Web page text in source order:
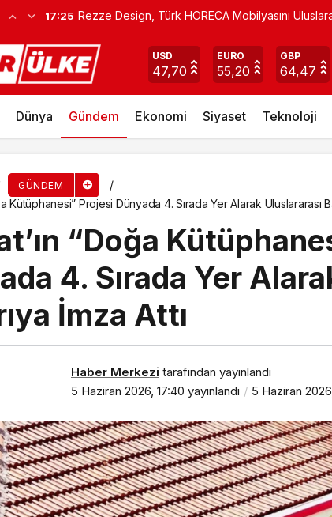
17:25 Rezze Design, Türk HORECA Mobilyasını
USD
47,70
EURO
55,20
GBP
64,47
Dünya Gündem Ekonomi Siyaset Teknoloji
GÜNDEM
Kütüphanesi” Projesi Dünyada 4. Sırada Yer Alarak Uluslararası
“Doğa
4. Sırada Yer
İmza Attı
Haber Merkezi tarafından yayınlandı
5 Haziran 2026, 17:40 yayınlandı 5 Haziran
Haziran Ayı Yaşlı Ve Engelli Aylıkları